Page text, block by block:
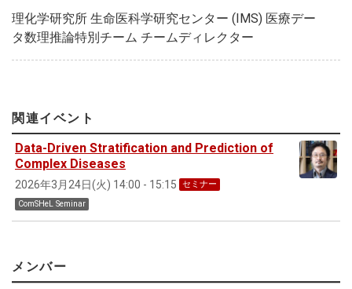
理化学研究所 生命医科学研究センター (IMS) 医療デー
タ数理推論特別チーム チームディレクター
関連イベント
Data-Driven Stratification and Prediction of
Complex Diseases
2026年3月24日(火) 14:00 - 15:15
セミナー
ComSHeL Seminar
メンバー